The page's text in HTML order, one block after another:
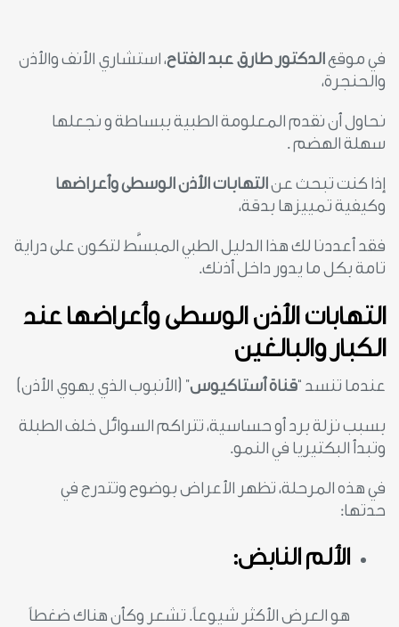
في موقعالدكتور طارق عبد الفتاح، استشاري الأنف والأذن
والحنجرة،
نحاول أن نقدم المعلومة الطبية ببساطة و نجعلها
سهلة الهضم .
إذا كنت تبحث عنالتهابات الأذن الوسطى وأعراضها
وكيفية تمييزها بدقة،
فقد أعددنا لك هذا الدليل الطبي المبسَّط لتكون على دراية
تامة بكل ما يدور داخل أذنك.
التهابات الأذن الوسطى وأعراضها عند
الكبار والبالغين
عندما تنسد “ قناةأستاكيوس ” (الأنبوب الذي يهوي الأذن)
بسبب نزلة برد أو حساسية، تتراكم السوائل خلف الطبلة
وتبدأ البكتيريا في النمو.
في هذه المرحلة، تظهر الأعراض بوضوح وتتدرج في
حدتها:
الألم النابض:
هو العرض الأكثر شيوعاً. تشعر وكأن هناك ضغطاً